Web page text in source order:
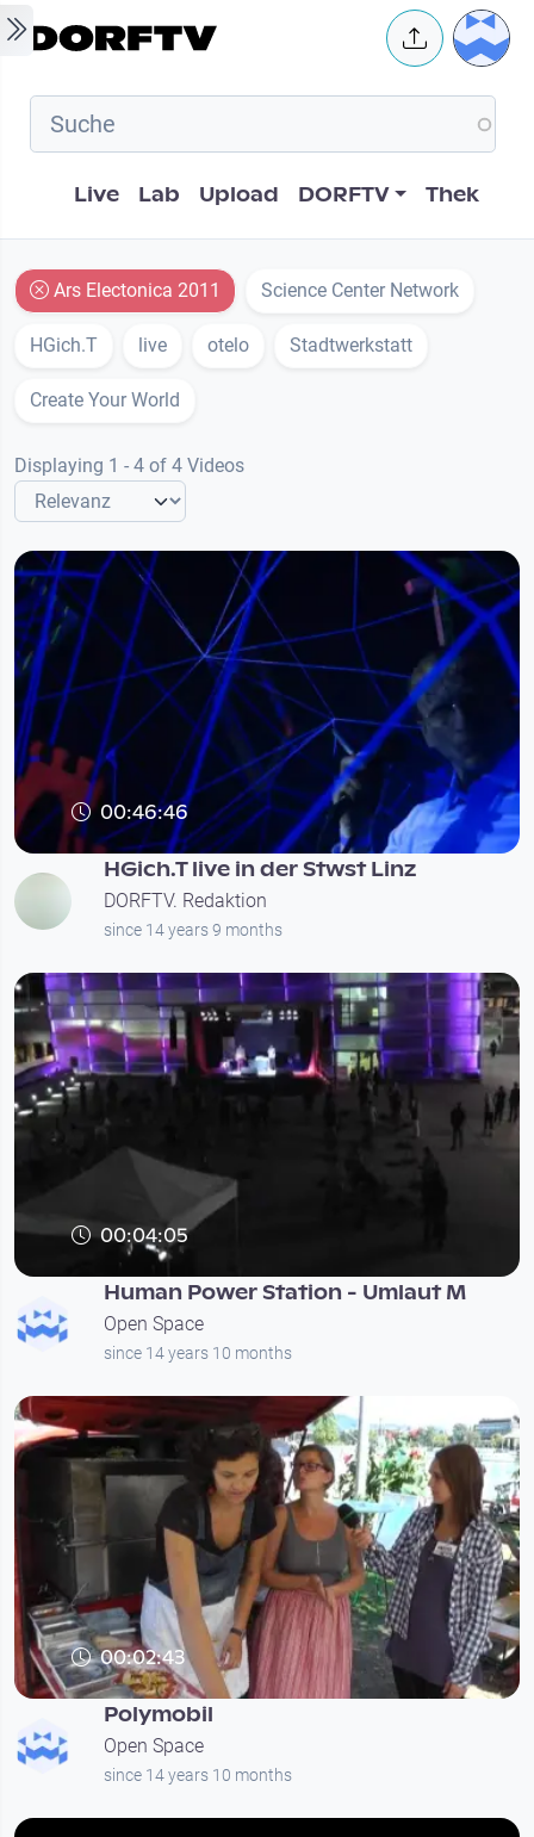
Skip to main content User
Hauptnavigation
Live Lab Upload DORFTV Thek
Ars Electonica 2011 Science Center Network
HGich.T live otelo Stadtwerkstatt
Create Your World
Displaying 1 - 4 of 4 Videos
00:46:46
HGich.T live in der Stwst Linz
DORFTV. Redaktion
since 14 years 9 months
00:04:05
Human Power Station - Umlaut M
Open Space
since 14 years 10 months
00:02:43
Polymobil
Open Space
since 14 years 10 months